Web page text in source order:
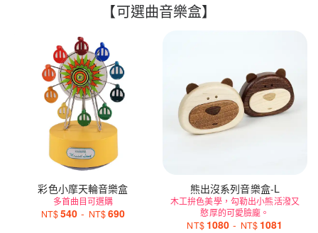
【可選曲音樂盒】
彩色小摩天輪音樂盒
多首曲目可選購
NT$540 - NT$690
熊出沒系列音樂盒-L
木工拚色美學，勾勒出小熊活潑又
憨厚的可愛臉龐。
NT$ 1080 - NT$ 1081